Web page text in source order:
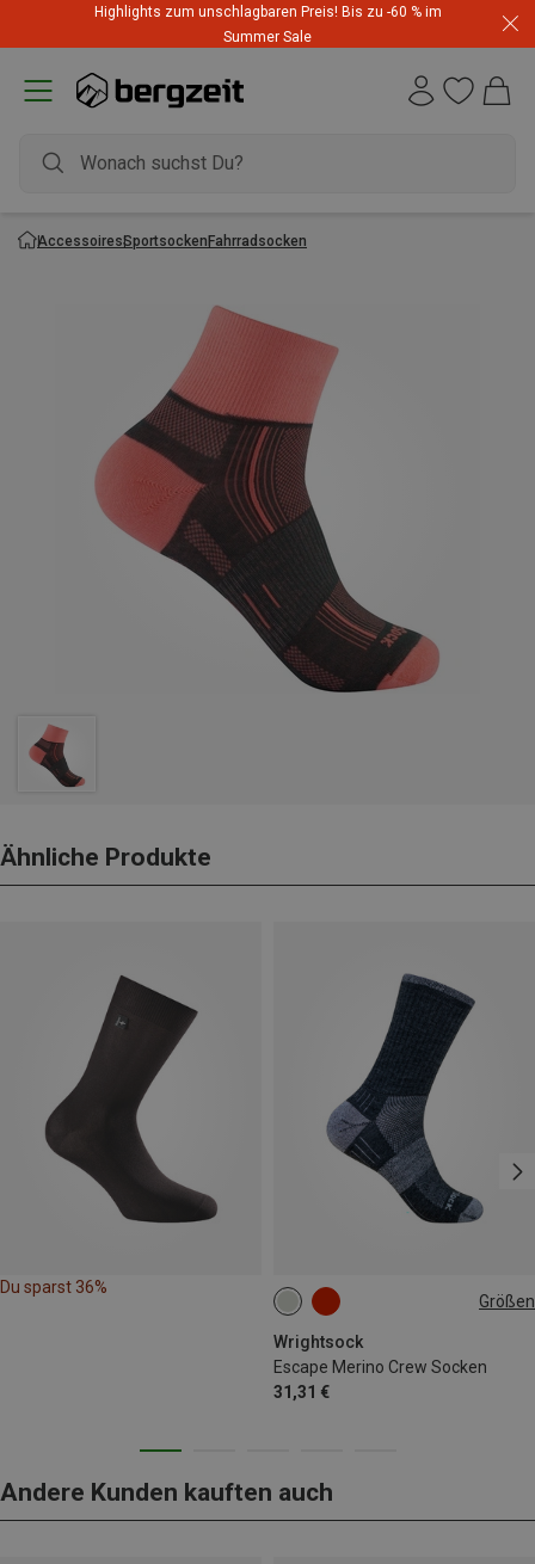
Highlights zum unschlagbaren Preis! Bis zu -60 % im
Summer Sale
AccessoiresSportsockenFahrradsocken
Ähnliche Produkte
Du sparst 36%
Größen
Wrightsock
Escape Merino Crew Socken
31,31 €
34|35|36|37
37.5|38|39|40|41
41.5|42|43|44|45
45.5|46|47|48|49
Andere Kunden kauften auch